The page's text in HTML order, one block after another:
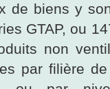
de biens y
GTAP, ou
non
par filière